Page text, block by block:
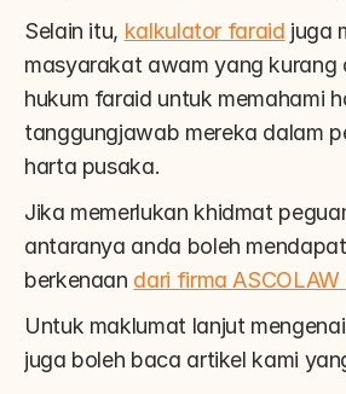
Selain itu, kalkulator faraid juga
masyarakat awam yang kurang
hukum faraid untuk memahami
tanggungjawab mereka dalam
harta pusaka.
Jika memerlukan khidmat
antaranya anda boleh
berkenaan dari firma ASCOLAW
Untuk maklumat lanjut
juga boleh baca artikel kami